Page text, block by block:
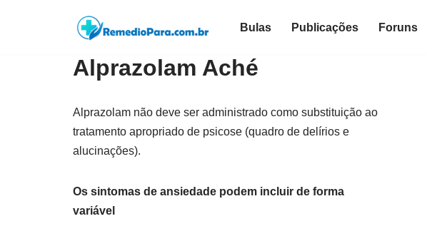
Bulas Publicações Foruns
Alprazolam Aché
Alprazolam não deve ser administrado como substituição ao
tratamento apropriado de psicose (quadro de delírios e
alucinações).
Os sintomas de ansiedade podem incluir de forma
variável